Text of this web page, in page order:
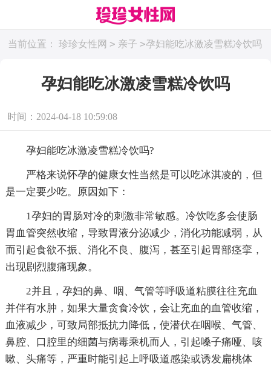
当前位置： 珍珍女性网 > 亲子 >孕妇能吃冰激凌雪糕冷饮吗
孕妇能吃冰激凌雪糕冷饮吗
时间：2024-04-18 10:59:08
孕妇能吃冰激凌雪糕冷饮吗?
严格来说怀孕的健康女性当然是可以吃冰淇凌的，但
是一定要少吃。原因如下：
1孕妇的胃肠对冷的刺激非常敏感。冷饮吃多会使肠
胃血管突然收缩，导致胃液分泌减少，消化功能减弱，从
而引起食欲不振、消化不良、腹泻，甚至引起胃部痉挛，
出现剧烈腹痛现象。
2并且，孕妇的鼻、咽、气管等呼吸道粘膜往往充血
并伴有水肿，如果大量贪食冷饮，会让充血的血管收缩，
血液减少，可致局部抵抗力降低，使潜伏在咽喉、气管、
鼻腔、口腔里的细菌与病毒乘机而人，引起嗓子痛哑、咳
嗽、头痛等，严重时能引起上呼吸道感染或诱发扁桃体